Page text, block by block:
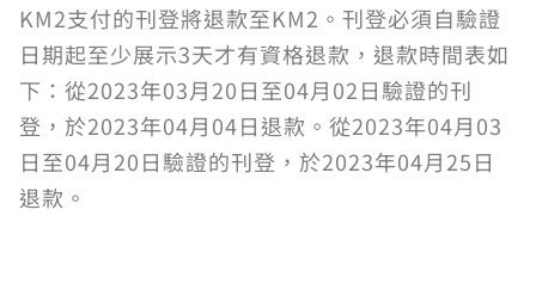
KM2支付的刊登將退款至KM2。刊登必須自驗證
日期起至少展示3天才有資格退款，退款時間表如
下：從2023年03月20日至04月02日驗證的刊
登，於2023年04月04日退款。從2023年04月03
日至04月20日驗證的刊登，於2023年04月25日
退款。